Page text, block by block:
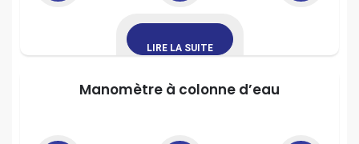
LIRE LA SUITE
Manomètre à colonne d’eau